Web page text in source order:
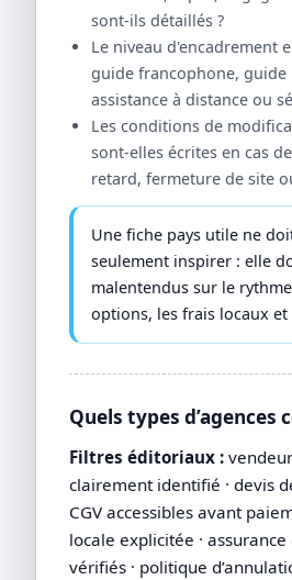
sont-ils détaillés ?
Le niveau d'encadrement
guide francophone, guide
assistance à distance ou
Les conditions de
sont-elles écrites en cas
retard, fermeture de site
Une fiche pays utile ne
seulement inspirer : elle
malentendus sur le
options, les frais locaux et
Quels types d’agences
Filtres éditoriaux :
clairement identifié · devis
CGV accessibles avant
locale explicitée ·
vérifiés · politique